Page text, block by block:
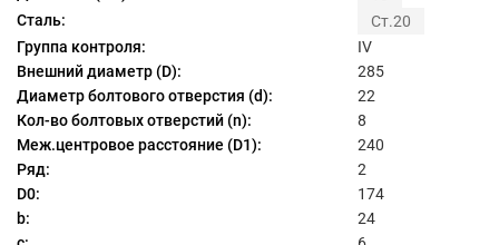
Сталь:
Ст.20
Группа контроля:
IV
Внешний диаметр (D):
285
Диаметр болтового отверстия (d):
22
Кол-во болтовых отверстий (n):
8
Меж.центровое расстояние (D1):
240
Ряд:
2
D0:
174
b:
24